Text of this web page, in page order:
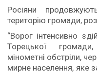
Росіяни
територію громади,
“Ворог інтенсивно
Торецької
мінометні обстріли,
мирне населення, яке